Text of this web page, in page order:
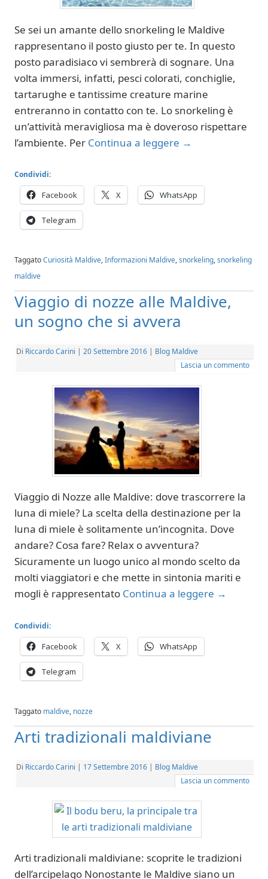
Se sei un amante dello snorkeling le Maldive
rappresentano il posto giusto per te. In questo
posto paradisiaco vi sembrerà di sognare. Una
volta immersi, infatti, pesci colorati, conchiglie,
tartarughe e tantissime creature marine
entreranno in contatto con te. Lo snorkeling è
un’attività meravigliosa ma è doveroso rispettare
l’ambiente. Per Continua a leggere →
Condividi:
Facebook X WhatsApp
Telegram
TaggatoCuriosità Maldive,Informazioni Maldive,snorkeling,snorkeling
maldive
Viaggio di nozze alle Maldive,
un sogno che si avvera
Di Riccardo Carini | 20 Settembre 2016 | Blog Maldive
Lascia un commento
Viaggio di Nozze alle Maldive: dove trascorrere la
luna di miele? La scelta della destinazione per la
luna di miele è solitamente un’incognita. Dove
andare? Cosa fare? Relax o avventura?
Sicuramente un luogo unico al mondo scelto da
molti viaggiatori e che mette in sintonia mariti e
mogli è rappresentato Continua a leggere →
Condividi:
Facebook X WhatsApp
Telegram
Taggato maldive, nozze
Arti tradizionali maldiviane
Di Riccardo Carini | 17 Settembre 2016 | Blog Maldive
Lascia un commento
Arti tradizionali maldiviane: scoprite le tradizioni
dell’arcipelago Nonostante le Maldive siano un